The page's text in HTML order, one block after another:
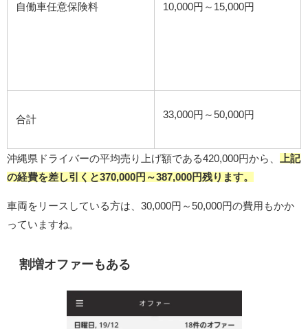
自働車任意保険料 10,000円～15,000円
合計 33,000円～50,000円
沖縄県ドライバーの平均売り上げ額である420,000円から、
上記
の経費を差し引くと370,000円 ～387,000円残ります。
車両をリースしている方は、30,000円～50,000円の費用もかか
っていますね。
割増オファーもある